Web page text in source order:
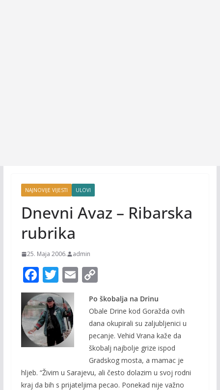
NAJNOVIJE VIJESTI ULOVI
Dnevni Avaz – Ribarska
rubrika
25. Maja 2006. admin
F
ac
e
b
o
o
k
T
w
itt
er
E
ai
C
o
p
y
Li
n
k
Po škobalja na Drinu
Obale Drine kod Goražda ovih
dana okupirali su zaljubljenici u
pecanje. Vehid Vrana kaže da
škobalj najbolje grize ispod
Gradskog mosta, a mamac je
hljeb. “Živim u Sarajevu, ali često dolazim u svoj rodni
kraj da bih s prijateljima pecao. Ponekad nije važno